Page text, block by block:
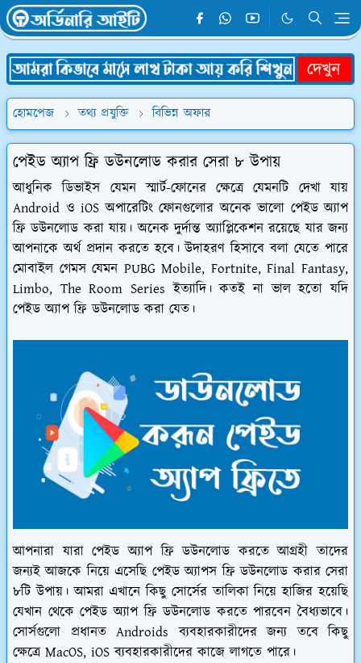
হোমপেজ তথ্য প্রযুক্তি বিভিন্ন অফার
পেইড অ্যাপ ফ্রি ডউনলোড করার সেরা ৮ উপায়
আধুনিক ডিভাইস যেমন স্মার্ট-ফোনের ক্ষেত্রে যেমনটি দেখা যায়
Android ও iOS অপারেটিং ফোনগুলোর অনেক ভালো পেইড অ্যাপ
ফ্রি ডউনলোড করা যায়। অনেক দুর্দান্ত অ্যাপ্লিকেশন রয়েছে যার জন্য
আপনাকে অর্থ প্রদান করতে হবে। উদাহরণ হিসাবে বলা যেতে পারে
মোবাইল গেমস যেমন PUBG Mobile, Fortnite, Final Fantasy,
Limbo, The Room Series ইত্যাদি। কতই না ভাল হতো যদি
পেইড অ্যাপ ফ্রি ডউনলোড করা যেত।
আপনারা যারা পেইড অ্যাপ ফ্রি ডউনলোড করতে আগ্রহী তাদের
জন্যই আজকে নিয়ে এসেছি পেইড অ্যাপস ফ্রি ডউনলোড করার সেরা
৮টি উপায়। আমরা এখানে কিছু সোর্সের তালিকা নিয়ে হাজির হয়েছি
যেখান থেকে পেইড অ্যাপ ফ্রি ডউনলোড করতে পারবেন বৈধ্যভাবে।
সোর্সগুলো প্রধানত Androids ব্যবহারকারীদের জন্য তবে কিছু
ক্ষেত্রে MacOS, iOS ব্যবহারকারীদের কাজে লাগতে পারে।